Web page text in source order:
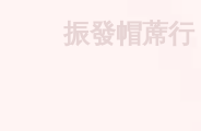
振發帽蓆行